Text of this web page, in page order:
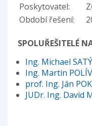
Poskytovatel:
Období řešení:
SPOLUŘEŠITELÉ
Ing. Michael
Ing. Martin
prof. Ing. Ján
JUDr. Ing. David